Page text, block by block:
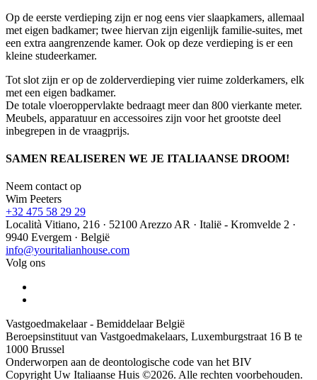
Op de eerste verdieping zijn er nog eens vier slaapkamers, allemaal
met eigen badkamer; twee hiervan zijn eigenlijk familie-suites, met
een extra aangrenzende kamer. Ook op deze verdieping is er een
kleine studeerkamer.
Tot slot zijn er op de zolderverdieping vier ruime zolderkamers, elk
met een eigen badkamer.
De totale vloeroppervlakte bedraagt meer dan 800 vierkante meter.
Meubels, apparatuur en accessoires zijn voor het grootste deel
inbegrepen in de vraagprijs.
SAMEN REALISEREN WE JE ITALIAANSE DROOM!
Neem contact op
Wim Peeters
+32 475 58 29 29
Località Vitiano, 216 · 52100 Arezzo AR · Italië - Kromvelde 2 ·
9940 Evergem · België
info@youritalianhouse.com
Volg ons
Vastgoedmakelaar - Bemiddelaar België
Beroepsinstituut van Vastgoedmakelaars, Luxemburgstraat 16 B te
1000 Brussel
Onderworpen aan de deontologische code van het BIV
Copyright Uw Italiaanse Huis ©2026. Alle rechten voorbehouden.